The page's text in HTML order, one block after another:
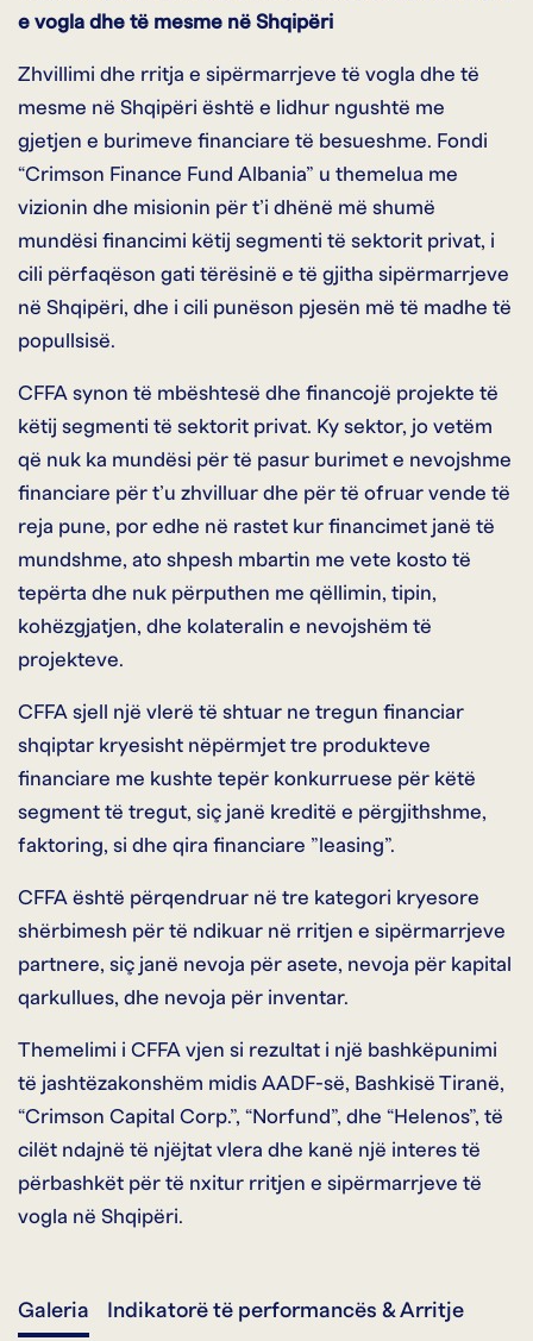
e vogla dhe të mesme në Shqipëri
Zhvillimi dhe rritja e sipërmarrjeve të vogla dhe të
mesme në Shqipëri është e lidhur ngushtë me
gjetjen e burimeve financiare të besueshme. Fondi
“Crimson Finance Fund Albania” u themelua me
vizionin dhe misionin për t’i dhënë më shumë
mundësi financimi këtij segmenti të sektorit privat, i
cili përfaqëson gati tërësinë e të gjitha sipërmarrjeve
në Shqipëri, dhe i cili punëson pjesën më të madhe të
popullsisë.
CFFA synon të mbështesë dhe financojë projekte të
këtij segmenti të sektorit privat. Ky sektor, jo vetëm
që nuk ka mundësi për të pasur burimet e nevojshme
financiare për t’u zhvilluar dhe për të ofruar vende të
reja pune, por edhe në rastet kur financimet janë të
mundshme, ato shpesh mbartin me vete kosto të
tepërta dhe nuk përputhen me qëllimin, tipin,
kohëzgjatjen, dhe kolateralin e nevojshëm të
projekteve.
CFFA sjell një vlerë të shtuar ne tregun financiar
shqiptar kryesisht nëpërmjet tre produkteve
financiare me kushte tepër konkurruese për këtë
segment të tregut, siç janë kreditë e përgjithshme,
faktoring, si dhe qira financiare ”leasing”.
CFFA është përqendruar në tre kategori kryesore
shërbimesh për të ndikuar në rritjen e sipërmarrjeve
partnere, siç janë nevoja për asete, nevoja për kapital
qarkullues, dhe nevoja për inventar.
Themelimi i CFFA vjen si rezultat i një bashkëpunimi
të jashtëzakonshëm midis AADF-së, Bashkisë Tiranë,
“Crimson Capital Corp.”, “Norfund”, dhe “Helenos”, të
cilët ndajnë të njëjtat vlera dhe kanë një interes të
përbashkët për të nxitur rritjen e sipërmarrjeve të
vogla në Shqipëri.
Galeria Indikatorë të performancës & Arritje